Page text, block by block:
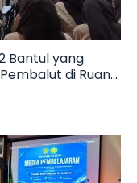
Bantul yang
di Ruang